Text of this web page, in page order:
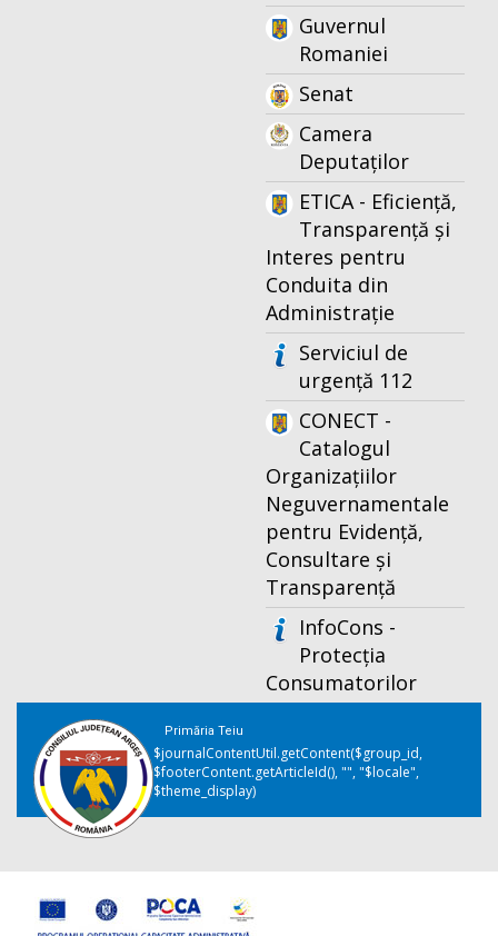
Guvernul
Romaniei
Senat
Camera
Deputaților
ETICA - Eficiență,
Transparență și
Interes pentru
Conduita din
Administrație
Serviciul de
urgență 112
CONECT -
Catalogul
Organizațiilor
Neguvernamentale
pentru Evidență,
Consultare și
Transparență
InfoCons -
Protecția
Consumatorilor
Primăria Teiu
$journalContentUtil.getContent($group_id,
$footerContent.getArticleId(), "", "$locale",
$theme_display)